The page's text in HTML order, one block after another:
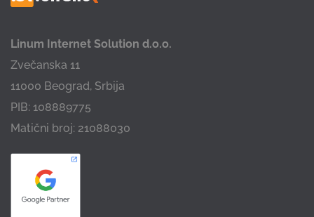
Linum Internet Solution d.o.o.
Zvečanska 11
11000 Beograd, Srbija
PIB: 108889775
Matični broj: 21088030